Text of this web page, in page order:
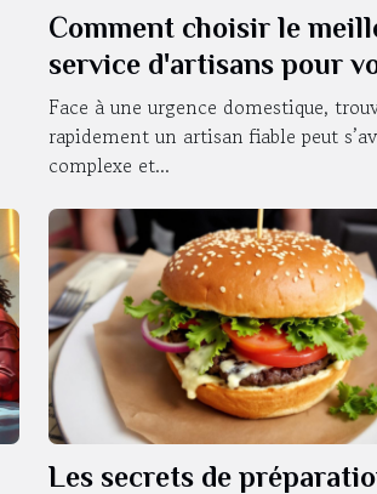
Comment choisir le
service d'artisans pour
urgences domestiques ?
Face à une urgence domestique,
rapidement un artisan fiable peut
complexe et...
Les secrets de